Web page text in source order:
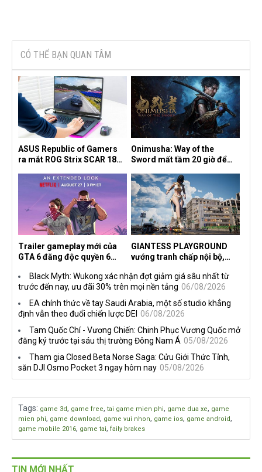
CÓ THỂ BẠN QUAN TÂM
ASUS Republic of Gamers
ra mắt ROG Strix SCAR 18
Onimusha: Way of the
Sword mất tầm 20 giờ để
dành cho newbie và lão làng
Trailer gameplay mới của
GTA 6 đăng độc quyền 6
đang quá tham?
GIANTESS PLAYGROUND
vướng tranh chấp nội bộ,
ngầm chiếm đoạt doanh thu
Black Myth: Wukong xác nhận đợt giảm giá sâu nhất từ
trước đến nay, ưu đãi 30% trên mọi nền tảng 06/08/2026
EA chính thức về tay Saudi Arabia, một số studio khẳng
định vẫn theo đuổi chiến lược DEI
06/08/2026
Tam Quốc Chí - Vương Chiến: Chinh Phục Vương Quốc mở
đăng ký trước tại sáu thị trường Đông Nam Á 05/08/2026
Tham gia Closed Beta Norse Saga: Cửu Giới Thức Tỉnh,
săn DJI Osmo Pocket 3 ngay hôm nay 05/08/2026
Tags: game 3d, game free, tai game mien phi, game dua xe, game
mien phi, game download, game vui nhon, game ios, game android,
game mobile 2016, game tai, faily brakes
TIN MỚI NHẤT